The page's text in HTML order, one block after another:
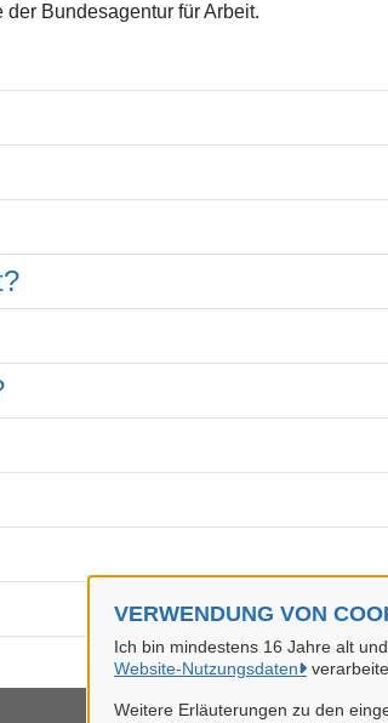
VERWENDUNG VON
Ich bin mindestens 16 Jahre alt
Website-Nutzungsdaten
Weitere Erläuterungen zu den
Bundesagentur für Arbeit.